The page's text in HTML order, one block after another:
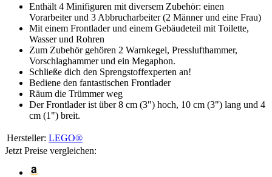
Enthält 4 Minifiguren mit diversem Zubehör: einen
Vorarbeiter und 3 Abbrucharbeiter (2 Männer und eine Frau)
Mit einem Frontlader und einem Gebäudeteil mit Toilette,
Wasser und Rohren
Zum Zubehör gehören 2 Warnkegel, Presslufthammer,
Vorschlaghammer und ein Megaphon.
Schließe dich den Sprengstoffexperten an!
Bediene den fantastischen Frontlader
Räum die Trümmer weg
Der Frontlader ist über 8 cm (3") hoch, 10 cm (3") lang und 4
cm (1") breit.
Hersteller: LEGO®
Jetzt Preise vergleichen: